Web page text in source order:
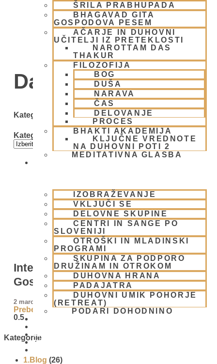
ŠRILA PRABHUPADA
BHAGAVAD GITA
GOSPODOVA PESEM
AČARJE IN DUHOVNI
UČITELJI IZ PRETEKLOSTI
NAROTTAM DAS
THAKUR
FILOZOFIJA
BOG
DUŠA
NARAVA
ČAS
DELOVANJE
PROCES
BHAKTI AKADEMIJA
KLJUČNE VREDNOTE
NA DUHOVNI POTI 2
MEDITATIVNA GLASBA
IZOBRAŽEVANJE
VKLJUČI SE
DELOVNE SKUPINE
CENTRI IN SANGE PO
SLOVENIJI
OTROŠKI IN MLADINSKI
PROGRAMI
SKUPINA ZA PODPORO
DRUŽINAM IN OTROKOM
DUHOVNA HRANA
PADAJATRA
DUHOVNI UMIK POHORJE
(RETREAT)
PODARI DOHODNINO
VAŠA VPRAŠANJA
PIŠI NAM
Day: 2 marca, 2025
Kategorije
Kategorije
Interaktivni kviz – Po poteh
Gospoda Čajtanje
2 marca, 2025
Preberi več »
Kategorije
1.Blog (26)